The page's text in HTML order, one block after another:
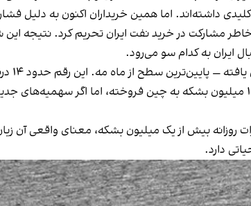
داشته‌اند. اما همین خریداران اکنون به دلیل
مشارکت در خرید نفت ایران تحریم کرد. نتیجه این
ایران به کدام سو می‌رود.
آمارها
چین را تشکیل می‌دهد، اما روند نزولی آن برای تهران نگران‌کننده است. ایران به‌طور میانگین روزانه ۱.۳۸ میلیون بشکه به
مقیاس صادرات روزانه بیش از یک میلیون بشکه، معنای واقعی
دارد.